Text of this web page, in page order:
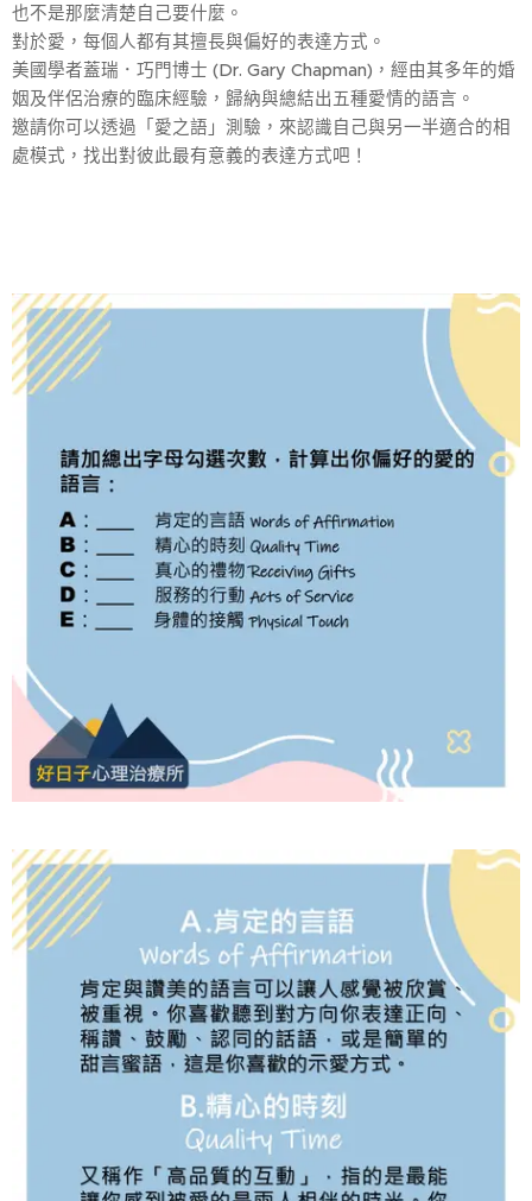
也不是那麼清楚自己要什麼。
對於愛，每個人都有其擅長與偏好的表達方式。
美國學者蓋瑞．巧門博士 (Dr. Gary Chapman)，經由其多年的婚
姻及伴侶治療的臨床經驗，歸納與總結出五種愛情的語言。
邀請你可以透過「愛之語」測驗，來認識自己與另一半適合的相
處模式，找出對彼此最有意義的表達方式吧！